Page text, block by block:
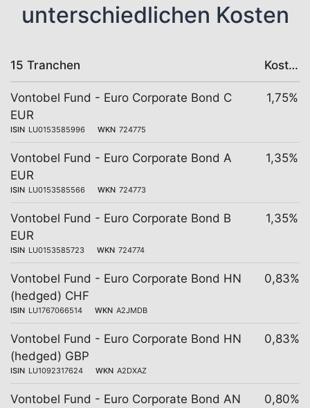
unterschiedlichen Kosten
15 Tranchen Kosten
Vontobel Fund - Euro Corporate Bond C
EUR
ISIN LU0153585996 WKN 724775
1,75%
Vontobel Fund - Euro Corporate Bond A
EUR
ISIN LU0153585566 WKN 724773
1,35%
Vontobel Fund - Euro Corporate Bond B
EUR
ISIN LU0153585723 WKN 724774
1,35%
Vontobel Fund - Euro Corporate Bond HN
(hedged) CHF
ISIN LU1767066514 WKN A2JMDB
0,83%
Vontobel Fund - Euro Corporate Bond HN
(hedged) GBP
ISIN LU1092317624 WKN A2DXAZ
0,83%
Vontobel Fund - Euro Corporate Bond AN 0,80%